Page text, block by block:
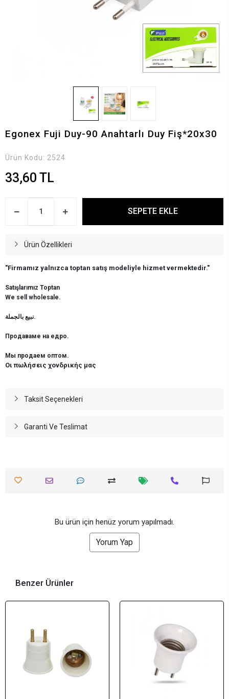
Egonex Fuji Duy-90 Anahtarlı Duy Fiş*20x30
Ürün Kodu: 2524
33,60 TL
SEPETE EKLE
Ürün Özellikleri
"Firmamız yalnızca toptan satış modeliyle hizmet vermektedir."
Satışlarımız Toptan
We sell wholesale.
نبيع بالجملة.
Продаваме на едро.
Мы продаем оптом.
Οι πωλήσεις χονδρικής μας
Taksit Seçenekleri
Garanti Ve Teslimat
Bu ürün için henüz yorum yapılmadı.
Yorum Yap
Benzer Ürünler